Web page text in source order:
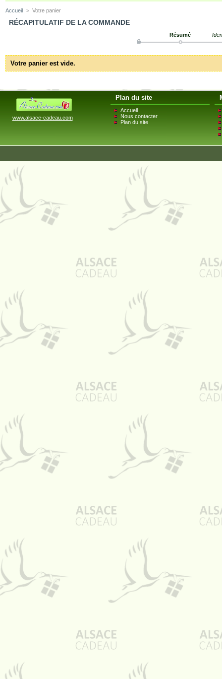
Accueil > Votre panier
RÉCAPITULATIF DE LA COMMANDE
Résumé
Votre panier est vide.
www.alsace-cadeau.com
Plan du site
Accueil
Nous contacter
Plan du site